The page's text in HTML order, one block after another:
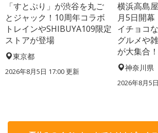
「すとぷり」が渋谷を丸ご
とジャック！10周年コラボ
トレインやSHIBUYA109限定
ストアが登場
東京都
2026年8月5日 17:00更新
横浜高島
月5日開幕
イチョコ
グルメや
が大集合！
神奈川県
2026年8月5